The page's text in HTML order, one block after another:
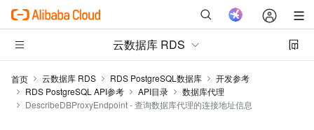
云数据库 RDS
首页 云数据库 RDS RDS PostgreSQL数据库
开发参考
RDS PostgreSQL API参考
API目录
数据库代理
DescribeDBProxyEndpoint - 查询数据库代理的连接地址信息